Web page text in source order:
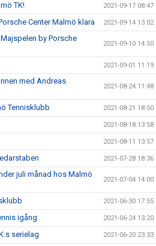
TK! 2021-09-17 08:47
Center Malmö klara 2021-09-14 13:02
by Porsche
2021-09-10 14:50
2021-09-01 11:19
med Andreas
2021-08-24 11:48
Tennisklubb 2021-08-21 18:50
2021-08-18 13:58
2021-08-11 13:57
2021-07-28 18:36
juli månad hos Malmö
2021-07-04 14:00
2021-06-30 17:55
igång 2021-06-24 13:20
serielag 2021-06-20 23:33